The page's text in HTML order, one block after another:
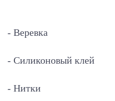
- Веревка
- Силиконовый клей
- Нитки